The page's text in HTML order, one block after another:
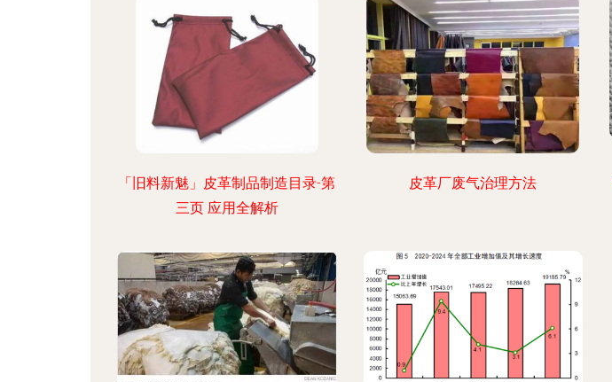
「旧料新魅」皮革制品制造目录-第
三页 应用全解析
皮革厂废气治理方法